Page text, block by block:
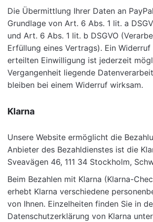
Die Übermittlung Ihrer Daten an
Grundlage von Art. 6 Abs. 1 lit. a
und Art. 6 Abs. 1 lit. b DSGVO
Erfüllung eines Vertrags). Ein
erteilten Einwilligung ist jederzeit
Vergangenheit liegende
bleiben bei einem Widerruf wirksam.
Klarna
Unsere Website ermöglicht die
Anbieter des Bezahldienstes ist die
Sveavägen 46, 111 34 Stockholm,
Beim Bezahlen mit Klarna (Klarna-
erhebt Klarna verschiedene
von Ihnen. Einzelheiten finden Sie in
Datenschutzerklärung von Klarna